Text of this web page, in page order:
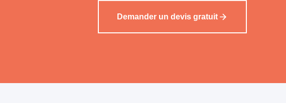
Demander un devis gratuit